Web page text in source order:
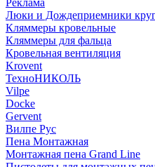
Рекламa
Люки и Дождеприемники
Кляммеры кровельные
Кляммеры для фальца
Кровельная вентиляция
Krovent
ТехноНИКОЛЬ
Vilpe
Docke
Gervent
Вилпе Рус
Пена Монтажнaя
Монтажная пена Grand Linе